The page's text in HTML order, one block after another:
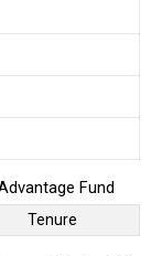
Fund
Tenure